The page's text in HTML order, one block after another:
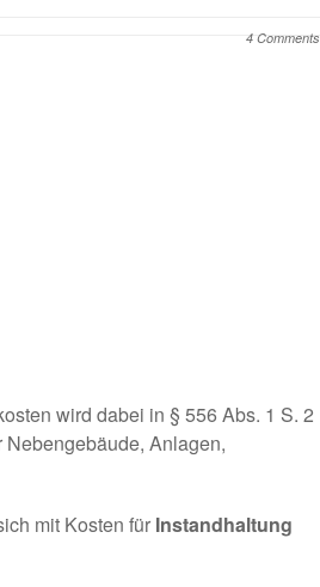
4 Comments
wird dabei in § 556 Abs. 1 S. 2
Nebengebäude, Anlagen,
mit Kosten für Instandhaltung